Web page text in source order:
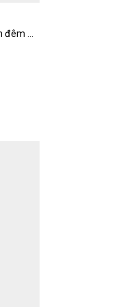
Tinh chất dưỡng phục hồi da ban đêm URUYOI Night Repair Essence Cosmetex Roland 100ml Nhật Bản